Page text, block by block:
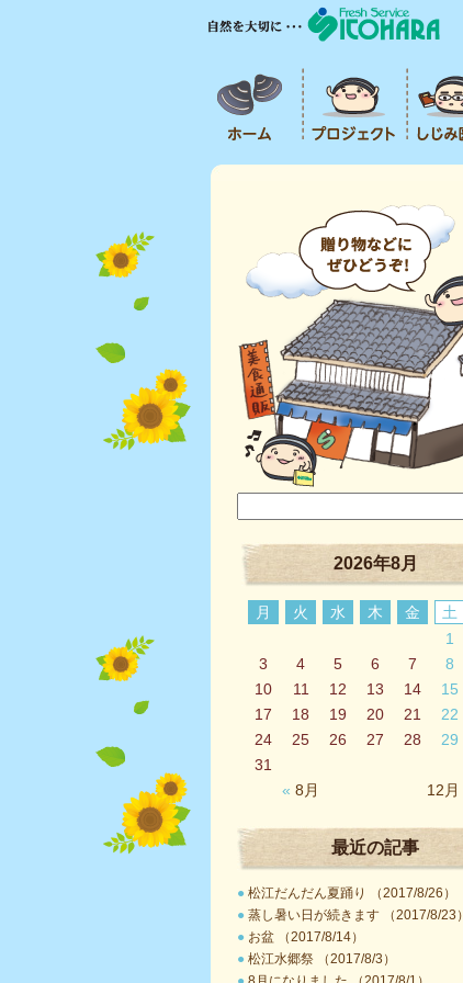
2026年8月
月 火 水 木 金 土
« 8月 12月
1
3
4 5 6 7 8
10
11 12 13 14 15
17
18 19 20 21 22
24
25 26 27 28 29
31
最近の記事
● 松江だんだん夏踊り （2017/8/26）
● 蒸し暑い日が続きます （2017/8/23）
● お盆 （2017/8/14）
● 松江水郷祭 （2017/8/3）